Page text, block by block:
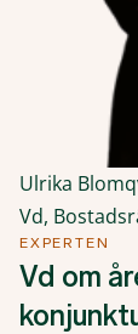
Ulrika
Vd,
EXPERTEN
Vd om